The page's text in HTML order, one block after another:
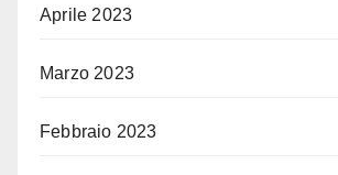
Aprile 2023
Marzo 2023
Febbraio 2023